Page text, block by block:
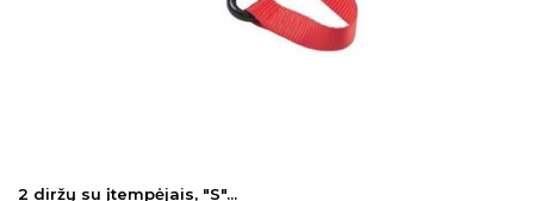
2 diržų su įtempėjais, "S"...